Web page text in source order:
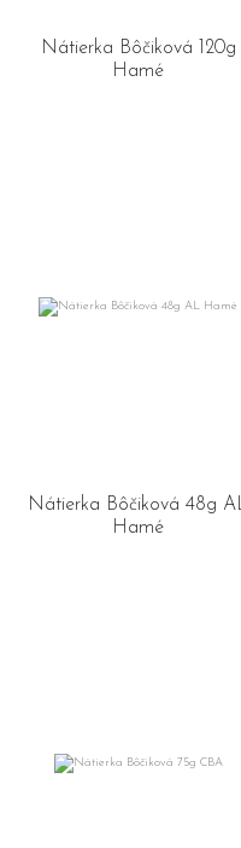
Nátierka Bôčiková 120g
Hamé
Nátierka Bôčiková 48g
Hamé